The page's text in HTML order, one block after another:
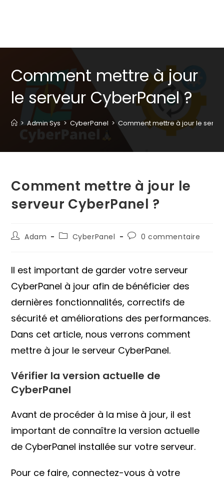
Comment mettre à jour
le serveur CyberPanel ?
> Admin Sys > CyberPanel > Comment mettre à jour le
Comment mettre à jour le
serveur CyberPanel ?
Auteur/autrice
Adam
PostCyberPanel
Commentaires
0 commentaire
Il est important de garder votre serveur
CyberPanel à jour afin de bénéficier des
dernières fonctionnalités, correctifs de
sécurité et améliorations des performances.
Dans cet article, nous verrons comment
mettre à jour le serveur CyberPanel.
Vérifier la version actuelle de
CyberPanel
Avant de procéder à la mise à jour, il est
important de connaître la version actuelle
de CyberPanel installée sur votre serveur.
Pour ce faire, connectez-vous à votre